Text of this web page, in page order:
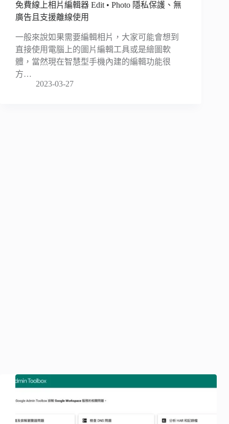
免費線上相片編輯器 Edit • Photo 隱私保護、無
廣告且支援離線使用
一般來說如果需要編輯相片，大家可能會想到
直接使用電腦上的圖片編輯工具或是繪圖軟
體，當然現在智慧型手機內建的編輯功能很
方…
2023-03-27